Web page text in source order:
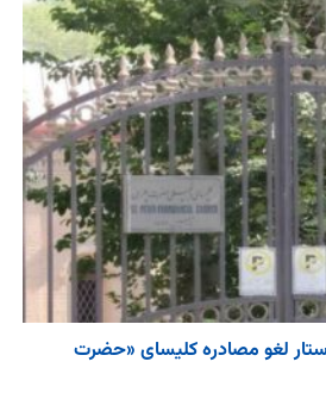
لغو مصادره کلیسای «حضرت